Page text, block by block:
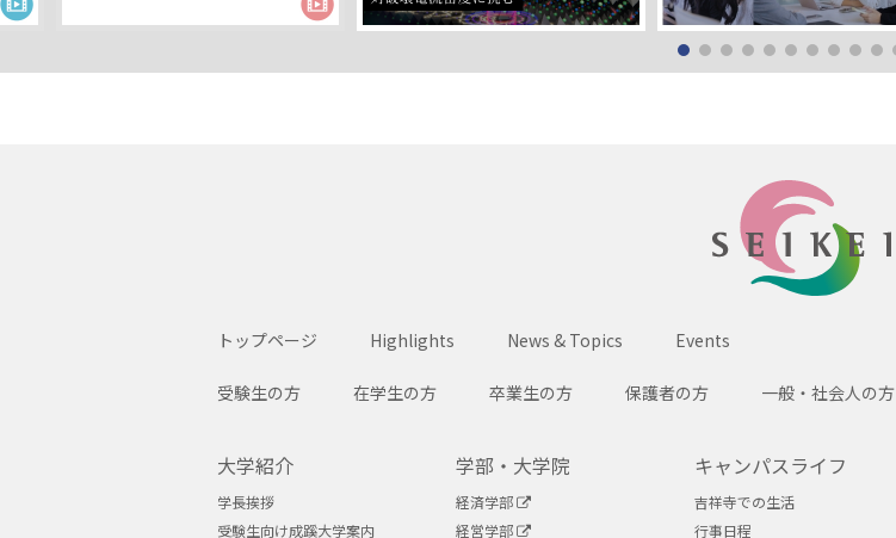
トップページ Highlights News & Topics Events
受験生の方 在学生の方 卒業生の方 保護者の方 一般・社会人の方
大学紹介
学長挨拶
受験生向け成蹊大学案内
学部・大学院
経済学部
経営学部
キャンパスライフ
吉祥寺での生活
行事日程